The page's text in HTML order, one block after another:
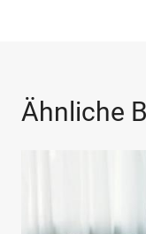
Ähnliche